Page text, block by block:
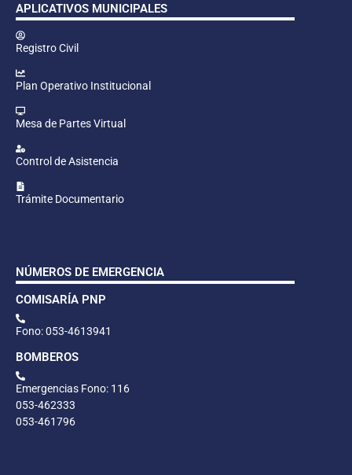
APLICATIVOS MUNICIPALES
Registro Civil
Plan Operativo Institucional
Mesa de Partes Virtual
Control de Asistencia
Trámite Documentario
NÚMEROS DE EMERGENCIA
COMISARÍA PNP
Fono: 053-4613941
BOMBEROS
Emergencias Fono: 116
053-462333
053-461796